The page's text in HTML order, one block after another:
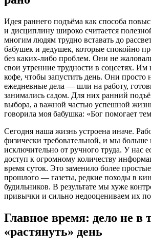
Идея раннего подъёма как способа
и дисциплину широко считается
многим людям трудно вставать до
бабушек и дедушек, которые спокойно
без каких-либо проблем. Они не
свои утренние трудности в соцсетях. Им
кофе, чтобы запустить день. Они просто
ежедневные дела — шли на работу,
занимались садом. Для них ранний
выбора, а важной частью успешной
говорила моя бабушка: «Бог помогает
Сегодня наша жизнь устроена иначе.
физически требовательной, и мы больше
исключительно от ручного труда. У нас
доступ к огромному количеству
время суток. Это заменило более
прошлого — газеты, редкие походы в
будильников. В результате мы хуже
привычки и сильно недооцениваем их
Главное время: дело не в
«растянуть» день